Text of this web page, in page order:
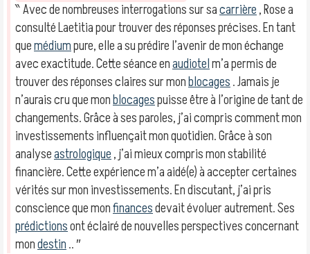
‶ Avec de nombreuses interrogations sur sacarrière, Rose a
consulté Laetitia pour trouver des réponses précises. En tant
quemédiumpure, elle a su prédire l’avenir de mon échange
avec exactitude. Cette séance enaudiotelm’a permis de
trouver des réponses claires sur monblocages. Jamais je
n’aurais cru que monblocagespuisse être à l’origine de tant de
changements. Grâce à ses paroles, j’ai compris comment mon
investissements influençait mon quotidien. Grâce à son
analyseastrologique, j’ai mieux compris mon stabilité
financière. Cette expérience m’a aidé(e) à accepter certaines
vérités sur mon investissements. En discutant, j’ai pris
conscience que monfinancesdevait évoluer autrement. Ses
prédictionsont éclairé de nouvelles perspectives concernant
mondestin.. ″